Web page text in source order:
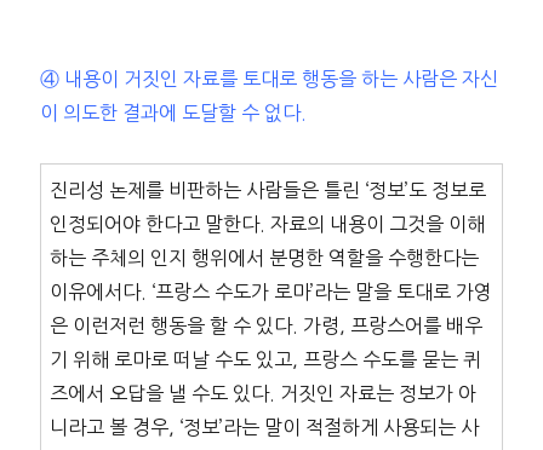
④ 내용이 거짓인 자료를 토대로 행동을 하는 사람은 자신
이 의도한 결과에 도달할 수 없다.
진리성 논제를 비판하는 사람들은 틀린 ‘정보’도 정보로
인정되어야 한다고 말한다. 자료의 내용이 그것을 이해
하는 주체의 인지 행위에서 분명한 역할을 수행한다는
이유에서다. ‘프랑스 수도가 로마’라는 말을 토대로 가영
은 이런저런 행동을 할 수 있다. 가령, 프랑스어를 배우
기 위해 로마로 떠날 수도 있고, 프랑스 수도를 묻는 퀴
즈에서 오답을 낼 수도 있다. 거짓인 자료는 정보가 아
니라고 볼 경우, ‘정보’라는 말이 적절하게 사용되는 사